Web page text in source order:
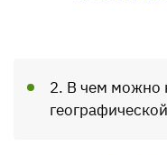
2. В чем можно